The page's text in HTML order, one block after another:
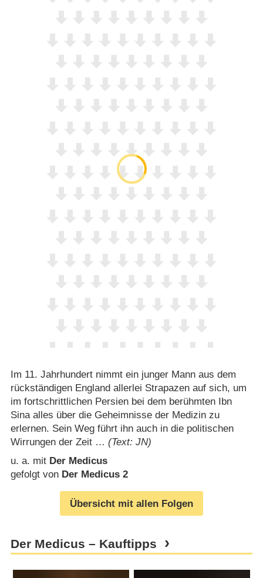
Im 11. Jahrhundert nimmt ein junger Mann aus dem
rückständigen England allerlei Strapazen auf sich, um
im fortschrittlichen Persien bei dem berühmten Ibn
Sina alles über die Geheimnisse der Medizin zu
erlernen. Sein Weg führt ihn auch in die politischen
Wirrungen der Zeit … (Text: JN)
u. a. mit Der Medicus
gefolgt von Der Medicus 2
Übersicht mit allen Folgen
Der Medicus – Kauftipps